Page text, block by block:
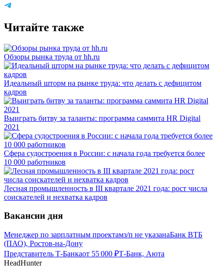
Читайте также
Обзоры рынка труда от hh.ru
Идеальный шторм на рынке труда: что делать с дефицитом
кадров
Выиграть битву за таланты: программа саммита HR Digital
2021
Сфера судостроения в России: с начала года требуется более
10 000 работников
Лесная промышленность в III квартале 2021 года: рост числа
соискателей и нехватка кадров
Вакансии дня
Менеджер по зарплатным проектамз/п не указанаБанк ВТБ
(ПАО), Ростов-на-Дону
Представитель Т-Банкаот 55 000 ₽Т-Банк, Аюта
HeadHunter